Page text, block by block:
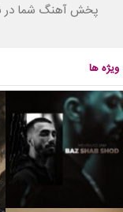
پخش آهنگ شما در
ویژه ها